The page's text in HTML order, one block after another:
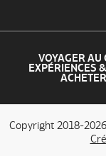
VOYAGER AU
EXPÉRIENCES
Copyright 2018-